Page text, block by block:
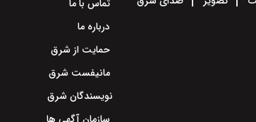
تماس با ما
درباره ما
حمایت از شرق
مانیفست شرق
نویسندگان شرق